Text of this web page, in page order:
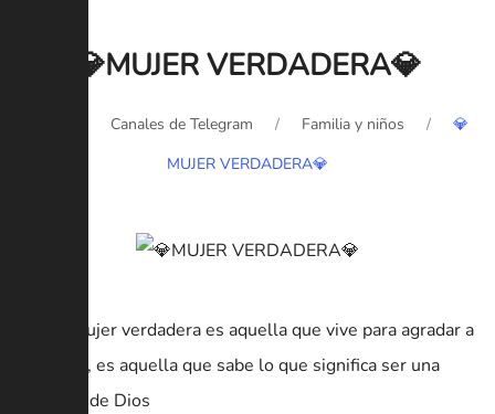
💎MUJER VERDADERA💎
Canales de Telegram Familia y niños
💎
MUJER VERDADERA💎
💎Una mujer verdadera es aquella que vive para agradar a
su Señor, es aquella que sabe lo que significa ser una
mujer 👗 de Dios